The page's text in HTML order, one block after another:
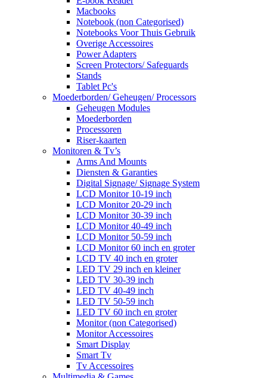
Macbooks
Notebook (non Categorised)
Notebooks Voor Thuis Gebruik
Overige Accessoires
Power Adapters
Screen Protectors/ Safeguards
Stands
Tablet Pc's
Moederborden/ Geheugen/ Processors
Geheugen Modules
Moederborden
Processoren
Riser-kaarten
Monitoren & Tv’s
Arms And Mounts
Diensten & Garanties
Digital Signage/ Signage System
LCD Monitor 10-19 inch
LCD Monitor 20-29 inch
LCD Monitor 30-39 inch
LCD Monitor 40-49 inch
LCD Monitor 50-59 inch
LCD Monitor 60 inch en groter
LCD TV 40 inch en groter
LED TV 29 inch en kleiner
LED TV 30-39 inch
LED TV 40-49 inch
LED TV 50-59 inch
LED TV 60 inch en groter
Monitor (non Categorised)
Monitor Accessoires
Smart Display
Smart Tv
Tv Accessoires